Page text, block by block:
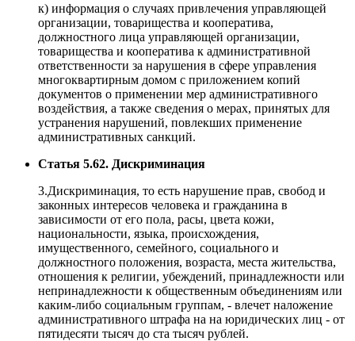
к) информация о случаях привлечения управляющей
организации, товарищества и кооператива,
должностного лица управляющей организации,
товарищества и кооператива к административной
ответственности за нарушения в сфере управления
многоквартирным домом с приложением копий
документов о применении мер административного
воздействия, а также сведения о мерах, принятых для
устранения нарушений, повлекших применение
административных санкций.
Статья 5.62. Дискриминация
3.Дискриминация, то есть нарушение прав, свобод и
законных интересов человека и гражданина в
зависимости от его пола, расы, цвета кожи,
национальности, языка, происхождения,
имущественного, семейного, социального и
должностного положения, возраста, места жительства,
отношения к религии, убеждений, принадлежности или
непринадлежности к общественным объединениям или
каким-либо социальным группам, - влечет наложение
административного штрафа на на юридических лиц - от
пятидесяти тысяч до ста тысяч рублей.